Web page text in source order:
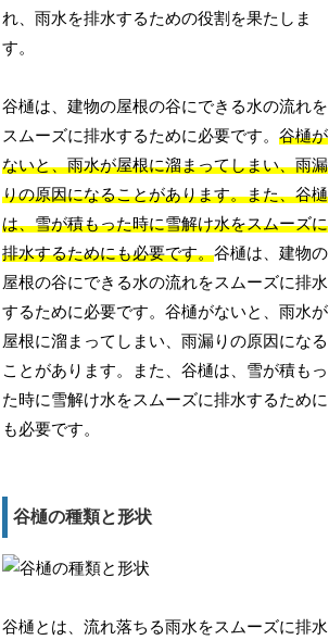
れ、雨水を排水するための役割を果たしま
す。
谷樋は、建物の屋根の谷にできる水の流れを
スムーズに排水するために必要です。谷樋が
ないと、雨水が屋根に溜まってしまい、雨漏
りの原因になることがあります。また、谷樋
は、雪が積もった時に雪解け水をスムーズに
排水するためにも必要です。谷樋は、建物の
屋根の谷にできる水の流れをスムーズに排水
するために必要です。谷樋がないと、雨水が
屋根に溜まってしまい、雨漏りの原因になる
ことがあります。また、谷樋は、雪が積もっ
た時に雪解け水をスムーズに排水するために
も必要です。
谷樋の種類と形状
谷樋とは、流れ落ちる雨水をスムーズに排水